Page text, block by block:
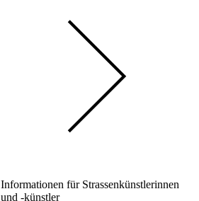
Informationen für Strassenkünstlerinnen
und -künstler